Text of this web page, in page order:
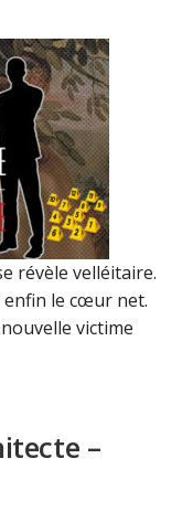
révèle velléitaire.
enfin le cœur net.
victime
–